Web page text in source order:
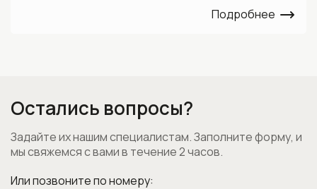
Подробнее
Остались вопросы?
Задайте их нашим специалистам. Заполните форму, и
мы свяжемся с вами в течение 2 часов.
Или позвоните по номеру: